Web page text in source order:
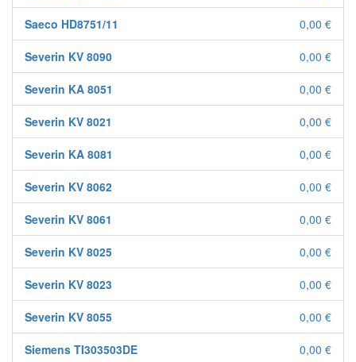
Saeco HD8751/11 0,00 €
Severin KV 8090 0,00 €
Severin KA 8051 0,00 €
Severin KV 8021 0,00 €
Severin KA 8081 0,00 €
Severin KV 8062 0,00 €
Severin KV 8061 0,00 €
Severin KV 8025 0,00 €
Severin KV 8023 0,00 €
Severin KV 8055 0,00 €
Siemens TI303503DE 0,00 €